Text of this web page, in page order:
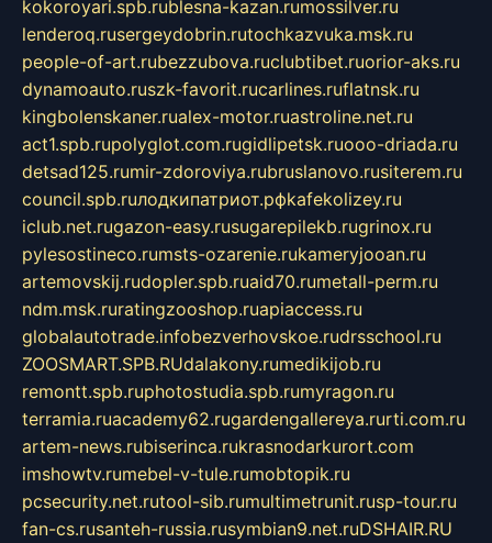
kokoroyari.spb.rublesna-kazan.rumossilver.ru
lenderoq.rusergeydobrin.rutochkazvuka.msk.ru
people-of-art.rubezzubova.ruclubtibet.ruorior-aks.ru
dynamoauto.ruszk-favorit.rucarlines.ruflatnsk.ru
kingbolenskaner.rualex-motor.ruastroline.net.ru
act1.spb.rupolyglot.com.rugidlipetsk.ruooo-driada.ru
detsad125.rumir-zdoroviya.rubruslanovo.rusiterem.ru
council.spb.ruлодкипатриот.рфkafekolizey.ru
iclub.net.rugazon-easy.rusugarepilekb.rugrinox.ru
pylesostineco.rumsts-ozarenie.rukameryjooan.ru
artemovskij.rudopler.spb.ruaid70.rumetall-perm.ru
ndm.msk.ruratingzooshop.ruapiaccess.ru
globalautotrade.infobezverhovskoe.rudrsschool.ru
ZOOSMART.SPB.RUdalakony.rumedikijob.ru
remontt.spb.ruphotostudia.spb.rumyragon.ru
terramia.ruacademy62.rugardengallereya.rurti.com.ru
artem-news.rubiserinca.rukrasnodarkurort.com
imshowtv.rumebel-v-tule.rumobtopik.ru
pcsecurity.net.rutool-sib.rumultimetrunit.rusp-tour.ru
fan-cs.rusanteh-russia.rusymbian9.net.ruDSHAIR.RU